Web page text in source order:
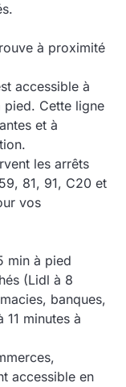
à proximité
accessible à
pied. Cette ligne
et à
les arrêts
81, 91, C20 et
vos
min à pied
(Lidl à 8
banques,
minutes à
accessible en